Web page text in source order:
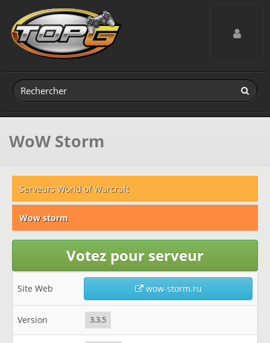
Toggle
WoW Storm
Serveurs World of Warcraft
Wow storm
Votez pour serveur
Site Web wow-storm.ru
Version 3.3.5